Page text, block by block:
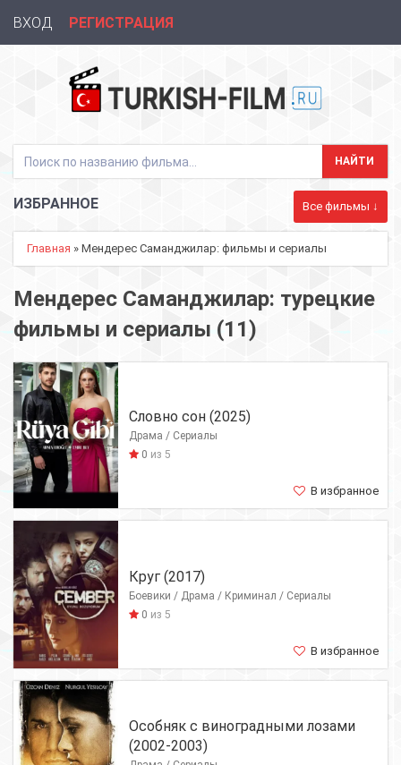
ВХОД РЕГИСТРАЦИЯ
ИЗБРАННОЕ Все фильмы ↓
Главная » Мендерес Саманджилар: фильмы и сериалы
Мендерес Саманджилар: турецкие
фильмы и сериалы (11)
Словно сон (2025)
Драма / Сериалы
0 из 5
В избранное
Круг (2017)
Боевики / Драма / Криминал / Сериалы
0 из 5
В избранное
Особняк с виноградными лозами
(2002-2003)